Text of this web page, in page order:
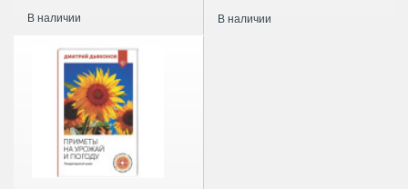
В наличии В наличии